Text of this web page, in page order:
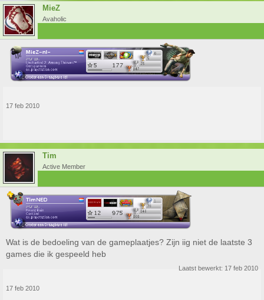
MieZ
Avaholic
17 feb 2010
Tim
Active Member
Wat is de bedoeling van de gameplaatjes? Zijn iig niet de laatste 3
games die ik gespeeld heb
Laatst bewerkt: 17 feb 2010
17 feb 2010